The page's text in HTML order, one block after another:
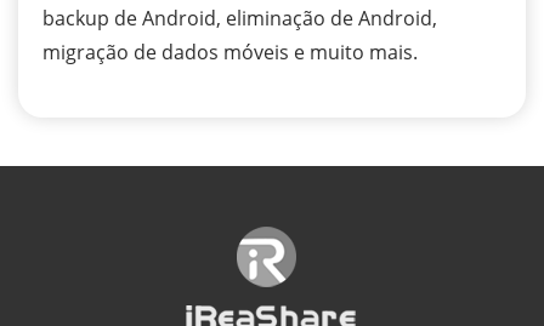
backup de Android, eliminação de Android,
migração de dados móveis e muito mais.